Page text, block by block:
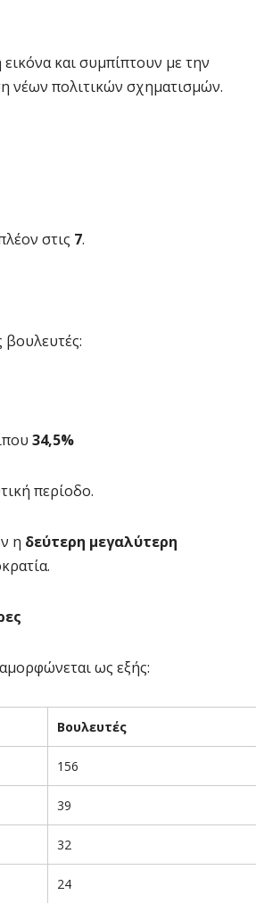
και συμπίπτουν με την
νέων πολιτικών σχηματισμών.
στις 7.
βουλευτές:
34,5%
περίοδο.
η δεύτερη μεγαλύτερη
ως εξής:
Βουλευτές
156
39
32
24